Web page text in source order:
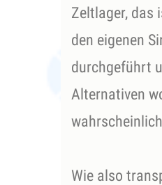
Zeltlager, das
den eigenen
durchgeführt
Alternativen
Wie also